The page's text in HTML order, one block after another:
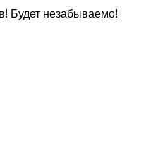
Будет незабываемо!